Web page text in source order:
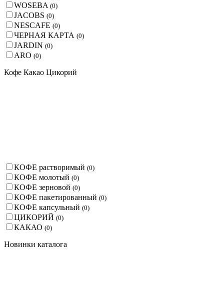
WOSEBA (0)
JACOBS (0)
NESCAFE (0)
ЧЕРНАЯ КАРТА (0)
JARDIN (0)
ARO (0)
Кофе Какао Цикорий
КОФЕ растворимый (0)
КОФЕ молотый (0)
КОФЕ зерновой (0)
КОФЕ пакетированный (0)
КОФЕ капсульный (0)
ЦИКОРИЙ (0)
КАКАО (0)
Новинки каталога